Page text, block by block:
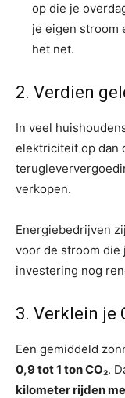
op die je
je eigen stroom
het net.
2. Verdien
In veel
elektriciteit op dan
verkopen.
Energiebedrijven
voor de stroom
investering nog
3. Verklein je
Een gemiddeld
0,9 tot 1 ton CO₂.
kilometer rijden